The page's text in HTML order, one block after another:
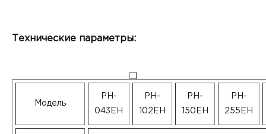
Технические параметры:
Модель
PH-
043EH
PH-
102EH
PH-
150EH
PH-
255EH